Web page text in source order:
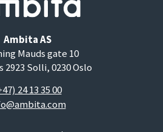
Ambita AS
Mauds gate 10
2923 Solli, 0230 Oslo
24 13 35 00